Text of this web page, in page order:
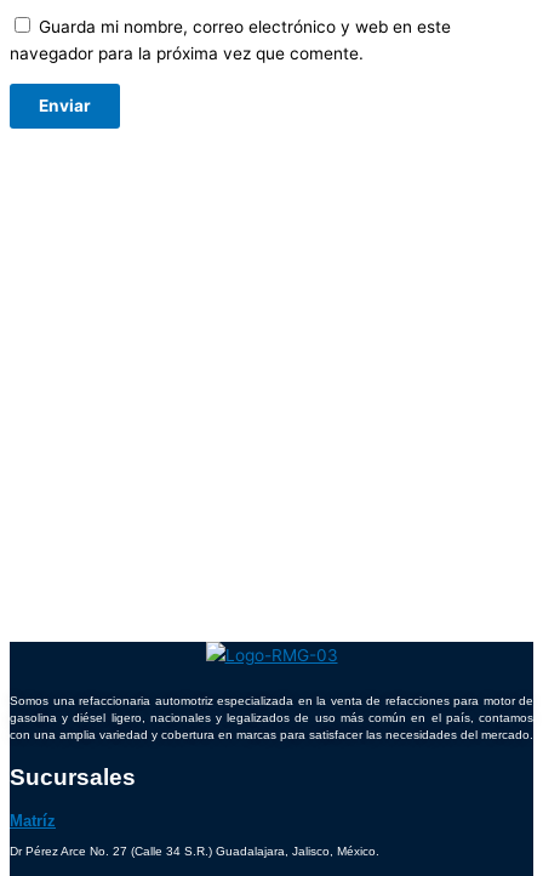
Guarda mi nombre, correo electrónico y web en este
navegador para la próxima vez que comente.
Somos una refaccionaria automotriz especializada en la venta de refacciones para motor de
gasolina y diésel ligero, nacionales y legalizados de uso más común en el país, contamos
con una amplia variedad y cobertura en marcas para satisfacer las necesidades del mercado.
Sucursales
Matríz
Dr Pérez Arce No. 27 (Calle 34 S.R.) Guadalajara, Jalisco, México.